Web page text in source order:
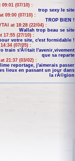
09:01 (07/10) :
trop sexy le site
09:00 (07/10) :
TROP BIEN !
at 18:28 (22/04) :
Wallah trop beau se site
17:55 (27/10) :
votre site, c'est formidable !
(07/05) :
train s'Ã©tait l'avenir,vivement
que sa reparte
21:37 (03/02) :
reportage, j'aimerais passer
lieux en passant un jour dans
la rÃ©gion